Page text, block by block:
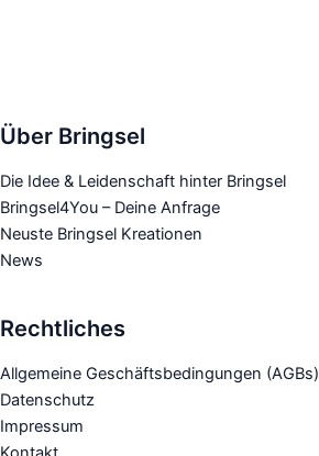
auf
der
Über Bringsel
Die Idee & Leidenschaft hinter Bringsel
Bringsel4You – Deine Anfrage
Neuste Bringsel Kreationen
News
Rechtliches
Allgemeine Geschäftsbedingungen (AGBs)
Datenschutz
Impressum